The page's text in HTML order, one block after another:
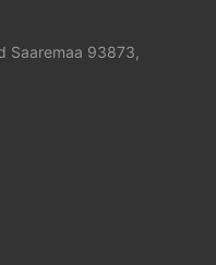
Saaremaa 93873,